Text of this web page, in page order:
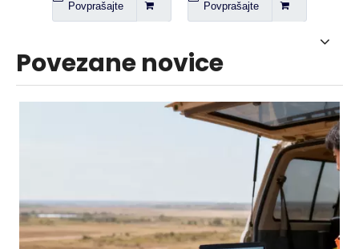
Povprašajte Povprašajte
Povezane novice